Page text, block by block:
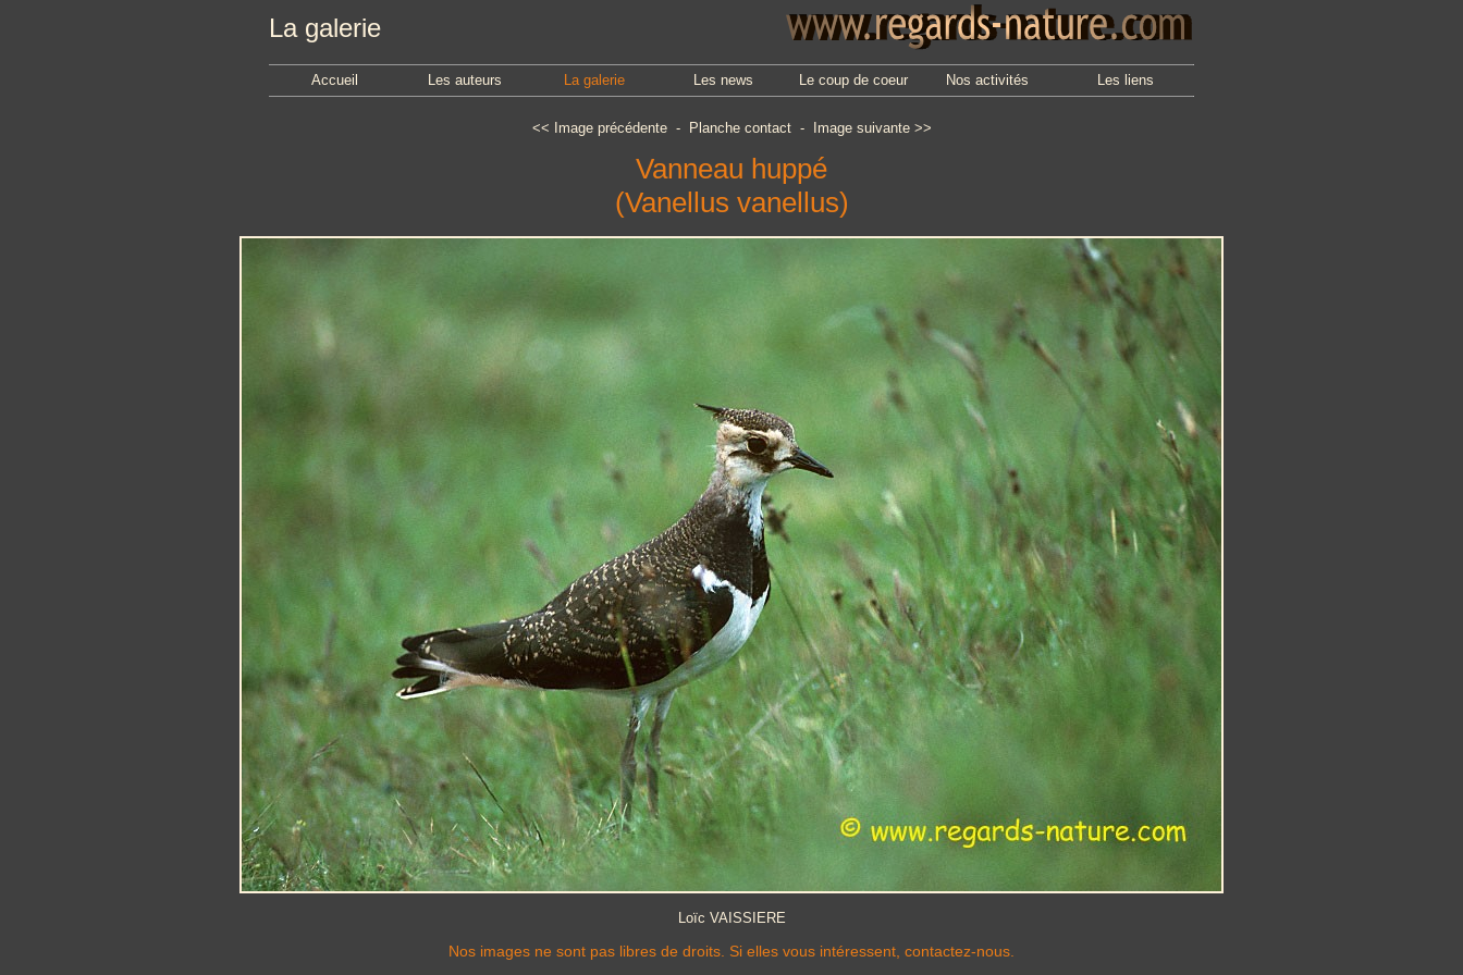
La galerie
Accueil Les auteurs La galerie Les news Le coup de coeur Nos activités Les liens
<< Image précédente- Planche contact- Image suivante>>
Vanneau huppé
(Vanellus vanellus)
Loïc VAISSIERE
Nos images ne sont pas libres de droits. Si elles vous intéressent, contactez-nous.